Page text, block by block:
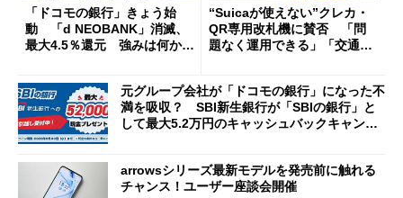
「ドコモの銀行」きょう始
動 「d NEOBANK」消滅、
最大4.5％還元 強みは何か解
“Suicaが使えない”クレカ・
QR専用改札機に賛否 「問
題なく運用できる」「交通系I
元グループ会社が「ドコモの銀行」になった不
満を吸収？ SBI新生銀行が「SBIの銀行」と
して最大5.2万円のキャッシュバックキャンペ
arrowsシリーズ最新モデルを発売前に触れる
チャンス！ユーザー座談会開催